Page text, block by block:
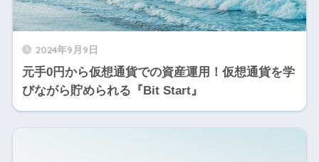
2024年9月9日
元手0円から仮想通貨での資産運用！仮想通貨を学
びながら貯められる『Bit Start』